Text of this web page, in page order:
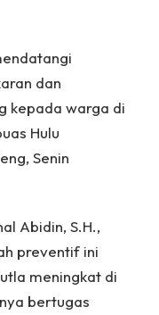
dan
kepada warga di
Hulu
Senin
Abidin, S.H.,
preventif ini
meningkat di
bertugas